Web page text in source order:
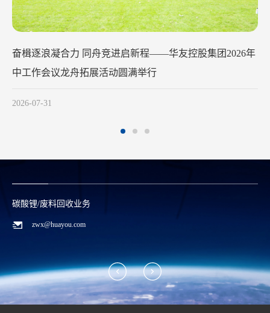
奋楫逐浪凝合力 同舟竞进启新程——华友控股集团2026年
中工作会议龙舟拓展活动圆满举行
2026-07-31
碳酸锂/废料回收业务
zwx@huayou.com